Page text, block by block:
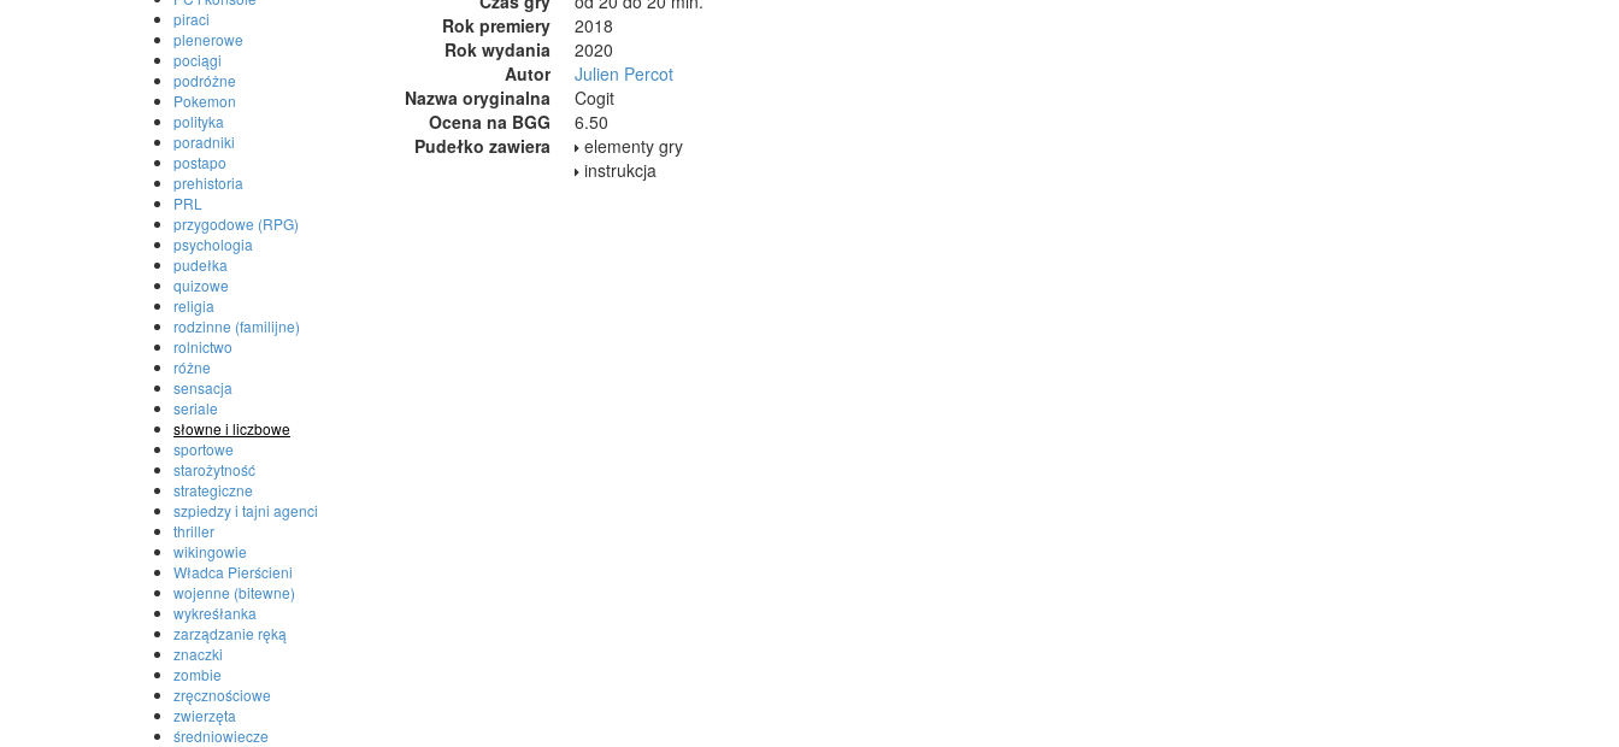
piraci
plenerowe
pociągi
podróżne
Pokemon
polityka
poradniki
postapo
prehistoria
PRL
przygodowe (RPG)
psychologia
pudełka
quizowe
religia
rodzinne (familijne)
rolnictwo
różne
sensacja
seriale
słowne i liczbowe
sportowe
starożytność
strategiczne
szpiedzy i tajni agenci
thriller
wikingowie
Władca Pierścieni
wojenne (bitewne)
wykreśłanka
zarządzanie ręką
znaczki
zombie
zręcznościowe
zwierzęta
średniowiecze
Rok premiery
2018
Rok wydania
2020
Autor
Julien Percot
Nazwa oryginalna
Cogit
Ocena na BGG
6.50
Pudełko zawiera
elementy gry
instrukcja